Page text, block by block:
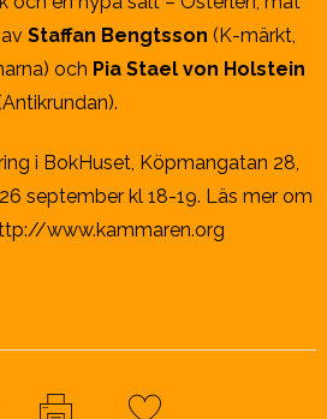
avStaffan Bengtsson (K-märkt,
och Pia Stael von Holstein
i BokHuset, Köpmangatan 28,
september kl 18-19. Läs mer om
www.kammaren.org